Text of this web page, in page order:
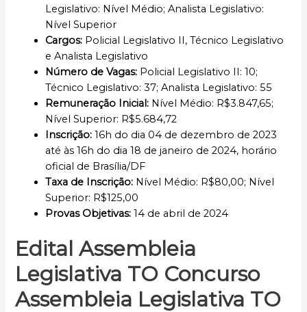
Legislativo: Nível Médio; Analista Legislativo:
Nível Superior
Cargos: Policial Legislativo II, Técnico Legislativo
e Analista Legislativo
Número de Vagas: Policial Legislativo II: 10;
Técnico Legislativo: 37; Analista Legislativo: 55
Remuneração Inicial: Nível Médio: R$3.847,65;
Nível Superior: R$5.684,72
Inscrição:16h do dia 04 de dezembro de 2023
até às 16h do dia 18 de janeiro de 2024, horário
oficial de Brasília/DF
Taxa de Inscrição: Nível Médio: R$80,00; Nível
Superior: R$125,00
Provas Objetivas: 14 de abril de 2024
Edital Assembleia
Legislativa TO Concurso
Assembleia Legislativa TO